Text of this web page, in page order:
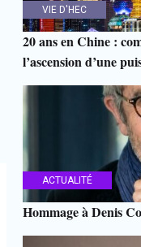
VIE D'HEC
20 ans en Chine :
l’ascension d’une
ACTUALITÉ
Hommage à Denis